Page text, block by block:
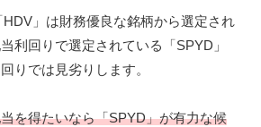
」は財務優良な銘柄から選定され
利回りで選定されている「SPYD」
りでは見劣りします。
を得たいなら「SPYD」が有力な候